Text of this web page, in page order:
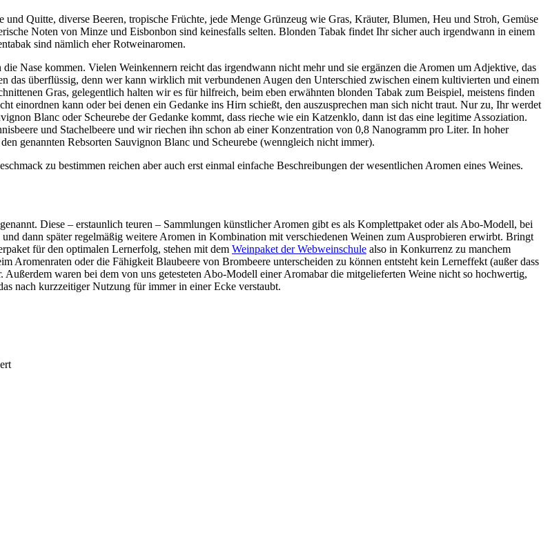
Quitte, diverse Beeren, tropische Früchte, jede Menge Grünzeug wie Gras, Kräuter, Blumen, Heu und Stroh, Gemüse
Noten von Minze und Eisbonbon sind keinesfalls selten. Blonden Tabak findet Ihr sicher auch irgendwann in einem
sind nämlich eher Rotweinaromen.
Nase kommen. Vielen Weinkennern reicht das irgendwann nicht mehr und sie ergänzen die Aromen um Adjektive, das
das überflüssig, denn wer kann wirklich mit verbundenen Augen den Unterschied zwischen einem kultivierten und einem
Gras, gelegentlich halten wir es für hilfreich, beim eben erwähnten blonden Tabak zum Beispiel, meistens finden
einordnen kann oder bei denen ein Gedanke ins Hirn schießt, den auszusprechen man sich nicht traut. Nur zu, Ihr werdet
Blanc oder Scheurebe der Gedanke kommt, dass rieche wie ein Katzenklo, dann ist das eine legitime Assoziation.
und Stachelbeere und wir riechen ihn schon ab einer Konzentration von 0,8 Nanogramm pro Liter. In hoher
genannten Rebsorten Sauvignon Blanc und Scheurebe (wenngleich nicht immer).
zu bestimmen reichen aber auch erst einmal einfache Beschreibungen der wesentlichen Aromen eines Weines.
Diese – erstaunlich teuren – Sammlungen künstlicher Aromen gibt es als Komplettpaket oder als Abo-Modell, bei
dann später regelmäßig weitere Aromen in Kombination mit verschiedenen Weinen zum Ausprobieren erwirbt. Bringt
für den optimalen Lernerfolg, stehen mit dem Weinpaket der Webweinschule also in Konkurrenz zu manchem
Aromenraten oder die Fähigkeit Blaubeere von Brombeere unterscheiden zu können entsteht kein Lerneffekt (außer dass
waren bei dem von uns getesteten Abo-Modell einer Aromabar die mitgelieferten Weine nicht so hochwertig,
nach kurzzeitiger Nutzung für immer in einer Ecke verstaubt.